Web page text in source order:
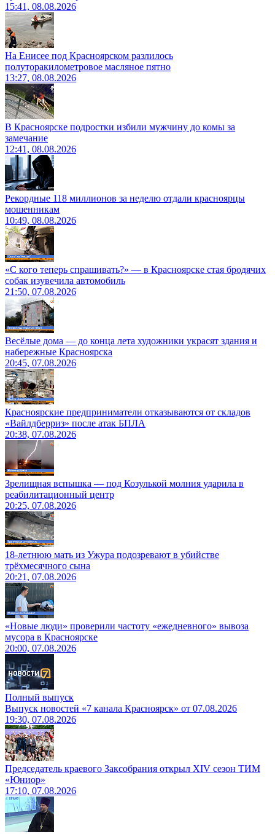
15:41, 08.08.2026
На Енисее под Красноярском разлилось
полуторакилометровое масляное пятно
13:27, 08.08.2026
В Красноярске подростки избили мужчину до комы за
замечание
12:41, 08.08.2026
Рекордные 118 миллионов за неделю отдали красноярцы
мошенникам
10:49, 08.08.2026
«С кого теперь спрашивать?» — в Красноярске стая бродячих
собак изувечила автомобиль
21:50, 07.08.2026
Весёлые дома — до конца лета художники украсят здания и
набережные Красноярска
20:45, 07.08.2026
Красноярские предприниматели отказываются от складов
«Вайлдберриз» после атак БПЛА
20:38, 07.08.2026
Зрелищная вспышка — под Козулькой молния ударила в
реабилитационный центр
20:25, 07.08.2026
18-летнюю мать из Ужура подозревают в убийстве
трёхмесячного сына
20:21, 07.08.2026
«Новые люди» проверили частоту «ежедневного» вывоза
мусора в Красноярске
20:00, 07.08.2026
Полный выпуск
Выпуск новостей «7 канала Красноярск» от 07.08.2026
19:30, 07.08.2026
Председатель краевого Заксобрания открыл XIV сезон ТИМ
«Юниор»
17:10, 07.08.2026